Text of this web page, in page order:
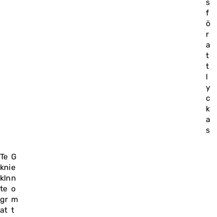
s
f
ö
r
a
t
t
l
y
c
k
a
s
Te
kni
kIn
te
gr
at
G
e
n
o
m
t